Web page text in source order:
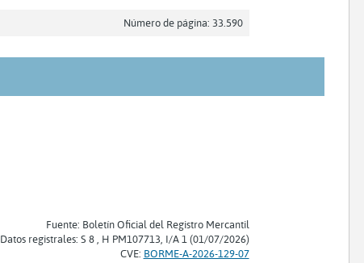
Número de página: 33.590
Fuente: Boletín Oficial del Registro Mercantil
Datos registrales: S 8 , H PM107713, I/A 1 (01/07/2026)
CVE: BORME-A-2026-129-07